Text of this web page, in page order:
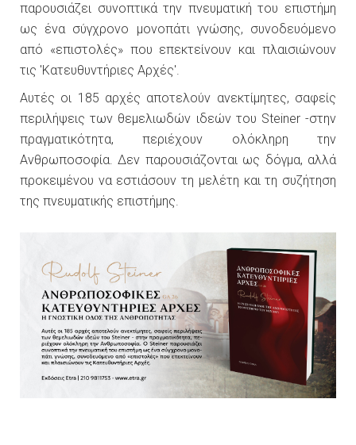
παρουσιάζει συνοπτικά την πνευματική του επιστήμη
ως ένα σύγχρονο μονοπάτι γνώσης, συνοδευόμενο
από «επιστολές» που επεκτείνουν και πλαισιώνουν
τις 'Κατευθυντήριες Αρχές'.
Αυτές οι 185 αρχές αποτελούν ανεκτίμητες, σαφείς
περιλήψεις των θεμελιωδών ιδεών του Steiner -στην
πραγματικότητα, περιέχουν ολόκληρη την
Ανθρωποσοφία. Δεν παρουσιάζονται ως δόγμα, αλλά
προκειμένου να εστιάσουν τη μελέτη και τη συζήτηση
της πνευματικής επιστήμης.